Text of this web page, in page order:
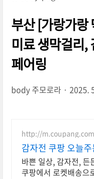
부산 [가랑가랑
미료 생막걸리,
페어링
body 주모로라 2025.
http://m.coupang.com
감자전 쿠팡 오늘
로켓배송
바쁜 일상, 감자전, 든
쿠팡에서 로켓배송으